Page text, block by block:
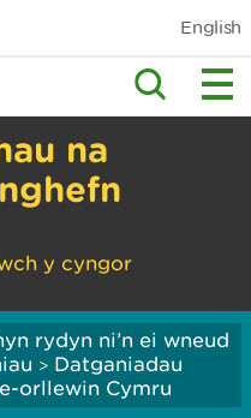
English
na
y cyngor
rydyn ni’n ei wneud
> Datganiadau
orllewin Cymru